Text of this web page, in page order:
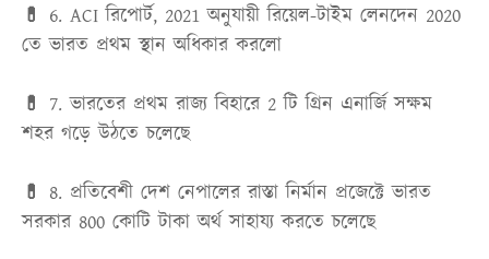
💊 6. ACI রিপোর্ট, 2021 অনুযায়ী রিয়েল-টাইম লেনদেন 2020
তে ভারত প্রথম স্থান অধিকার করলো
💊 7.ভারতের প্রথম রাজ্য বিহারে 2 টি গ্রিন এনার্জি সক্ষম
শহর গড়ে উঠতে চলেছে
💊 8. প্রতিবেশী দেশ নেপালের রাস্তা নির্মান প্রজেক্টে ভারত
সরকার 800 কোটি টাকা অর্থ সাহায্য করতে চলেছে